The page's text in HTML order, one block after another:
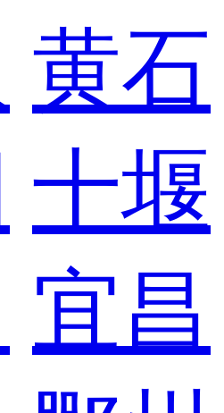
黄石
十堰
宜昌